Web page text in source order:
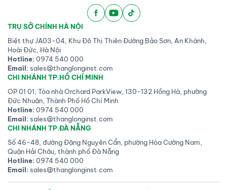
TRỤ SỞ CHÍNH HÀ NỘI
Biệt thự JA03-04, Khu Đô Thị Thiên Đường Bảo Sơn, An Khánh,
Hoài Đức, Hà Nội
Hotline:0974 540 000
Email:sales@thanglonginst.com
CHI NHÁNH TP.HỒ CHÍ MINH
OP 01 01, Tòa nhà Orchard ParkView, 130-132 Hồng Hà, phường
Đức Nhuận, Thành Phố Hồ Chí Minh
Hotline:0974 540 000
Email:sales@thanglonginst.com
CHI NHÁNH TP.ĐÀ NẴNG
Số 46-48, đường Đặng Nguyên Cẩn, phường Hòa Cường Nam,
Quận Hải Châu, thành phố Đà Nẵng
Hotline:0974 540 000
Email:sales@thanglonginst.com